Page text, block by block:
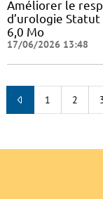
Améliorer le
d’urologie
6,0 Mo
17/06/2026 13:48
1 2